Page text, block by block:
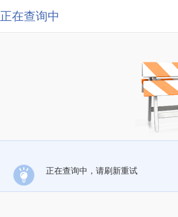
正在查询中
正在查询中，请刷新重试